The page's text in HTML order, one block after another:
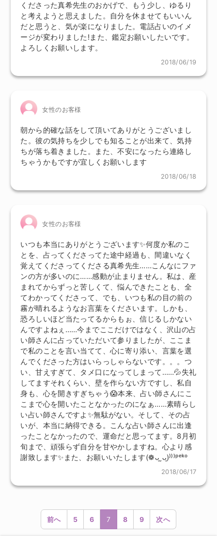
くださった真希先生のおかげで、もう少し、ゆるり
と考えようと思えました。自分を休ませてもいいん
だと思うと、気が楽になりました。電話占いのイメ
ージが変わりました!また、鑑定お願いしたいです。
よろしくお願いします。
2018/06/19
女性のお客様
朝から的確な話をして頂いてありがとうございまし
た。彼の気持ちを少しでも知ることが出来て、気持
ちが落ち着きました。また、不安になったら連絡し
ちゃうかもですが宜しくお願いします
2018/06/18
女性のお客様
いつも本当にありがとうございます✨何度か私のこ
とを、占ってくださってた途中経過も、間違いなく
覚えてくださってくださる真希先生……こんなにファ
ンの方が多いのに……感動が止まりません。私は、産
まれてからずっと苦しくて、悩んできたことも、全
てわかってくださって、でも、いつも私の目の前の
霧が晴れるようなお言葉をくださいます。しかも、
恐ろしいほど当たってるからもぉ、信じるしかない
んですよねぇ……今までここだけではなく、沢山の占
い師さんに占っていただいて参りましたが、ここま
で私のことを言い当てて、心に寄り添い、言葉を選
んでくださった方はいらっしゃらないです。。。つ
い、甘えすぎて、タメ口になってしまって……💦失礼
してますそれくらい、壁を作らない方ですし、私自
身も、心を開きすぎちゃう😱本来、占い師さんにこ
こまで心を開いたことなかったのになぁ……素晴らし
い占い師さんですよ✨無駄がない。そして、その占
いが、本当に納得できる。こんな占い師さんに出逢
ったことなかったので、運命だと思ってます。8月初
旬まで、頑張らず自分を甘やかしますね。心より感
謝致します✨また、お願いいたします(❁ᴗ͈ˬᴗ͈)⁾⁾⁾ᵖᵉᵏᵒ
2018/06/17
前へ 5 6 7 8 9 次へ